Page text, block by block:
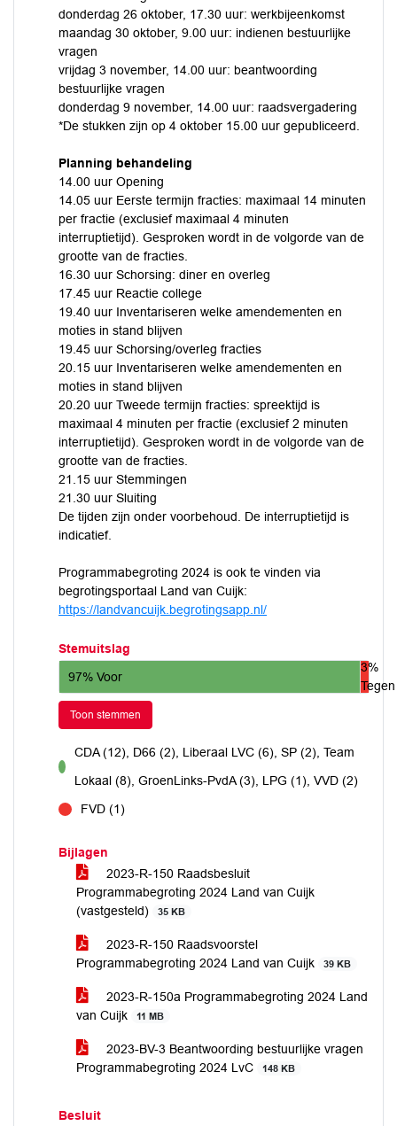
donderdag 26 oktober, 17.30 uur: werkbijeenkomst
maandag 30 oktober, 9.00 uur: indienen bestuurlijke
vragen
vrijdag 3 november, 14.00 uur: beantwoording
bestuurlijke vragen
donderdag 9 november, 14.00 uur: raadsvergadering
*De stukken zijn op 4 oktober 15.00 uur gepubliceerd.
Planning behandeling
14.00 uur Opening
14.05 uur Eerste termijn fracties: maximaal 14 minuten
per fractie (exclusief maximaal 4 minuten
interruptietijd). Gesproken wordt in de volgorde van de
grootte van de fracties.
16.30 uur Schorsing: diner en overleg
17.45 uur Reactie college
19.40 uur Inventariseren welke amendementen en
moties in stand blijven
19.45 uur Schorsing/overleg fracties
20.15 uur Inventariseren welke amendementen en
moties in stand blijven
20.20 uur Tweede termijn fracties: spreektijd is
maximaal 4 minuten per fractie (exclusief 2 minuten
interruptietijd). Gesproken wordt in de volgorde van de
grootte van de fracties.
21.15 uur Stemmingen
21.30 uur Sluiting
De tijden zijn onder voorbehoud. De interruptietijd is
indicatief.
Programmabegroting 2024 is ook te vinden via
begrotingsportaal Land van Cuijk:
https://landvancuijk.begrotingsapp.nl/
Stemuitslag
97% Voor
3%
Tegen
Toon stemmen
voor
CDA (12), D66 (2), Liberaal LVC (6), SP (2), Team
Lokaal (8), GroenLinks-PvdA (3), LPG (1), VVD (2)
FVD (1)
Bijlagen
2023-R-150 Raadsbesluit
Programmabegroting 2024 Land van Cuijk
(vastgesteld)
35 KB
2023-R-150 Raadsvoorstel
Programmabegroting 2024 Land van Cuijk
39 KB
2023-R-150a Programmabegroting 2024 Land
van Cuijk
11 MB
2023-BV-3 Beantwoording bestuurlijke vragen
Programmabegroting 2024 LvC
148 KB
Besluit